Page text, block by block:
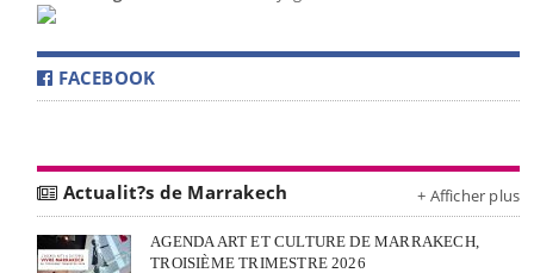
FACEBOOK
Actualit?s de Marrakech + Afficher plus
AGENDA ART ET CULTURE DE MARRAKECH,
TROISIÈME TRIMESTRE 2026